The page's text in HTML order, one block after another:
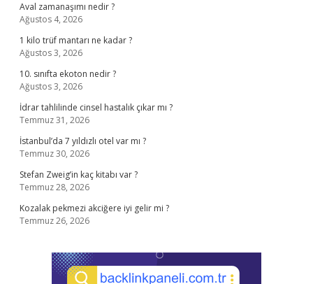
Aval zamanaşımı nedir ?
Ağustos 4, 2026
1 kilo trüf mantarı ne kadar ?
Ağustos 3, 2026
10. sınıfta ekoton nedir ?
Ağustos 3, 2026
İdrar tahlilinde cinsel hastalık çıkar mı ?
Temmuz 31, 2026
İstanbul’da 7 yıldızlı otel var mı ?
Temmuz 30, 2026
Stefan Zweig’in kaç kitabı var ?
Temmuz 28, 2026
Kozalak pekmezi akciğere iyi gelir mi ?
Temmuz 26, 2026